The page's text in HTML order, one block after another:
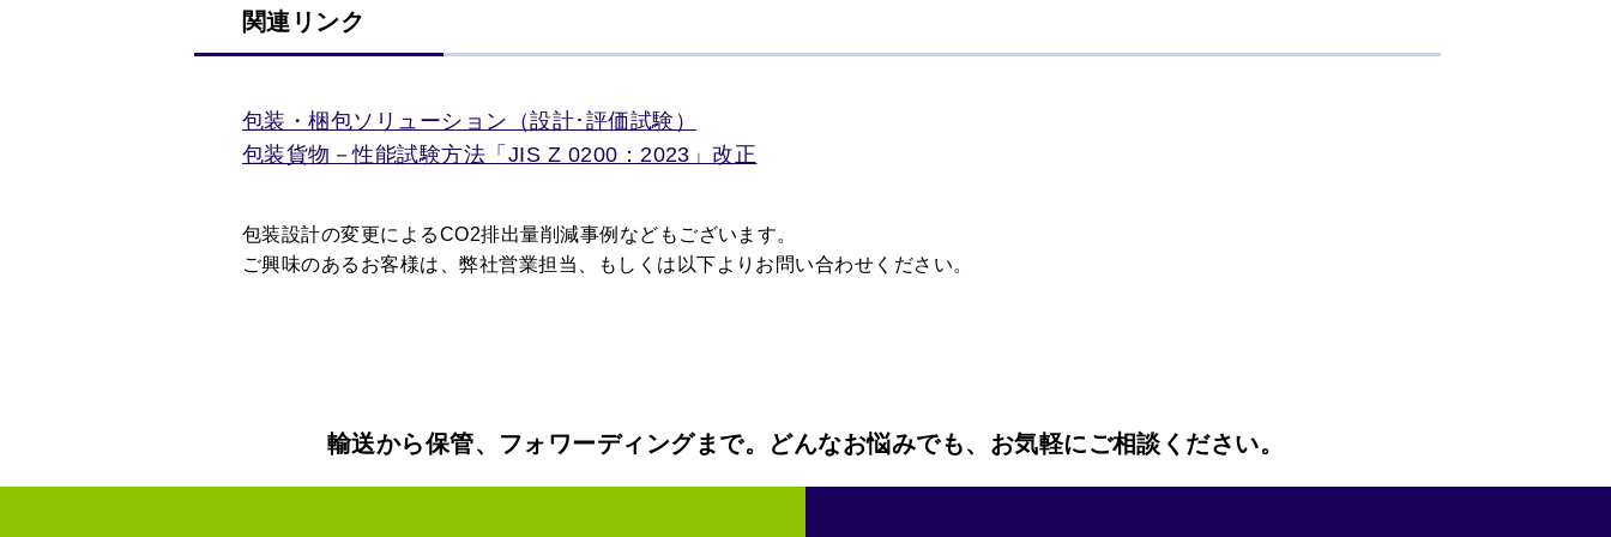
関連リンク
包装・梱包ソリューション（設計･評価試験）
包装貨物－性能試験方法「JIS Z 0200：2023」改正
包装設計の変更によるCO2排出量削減事例などもございます。
ご興味のあるお客様は、弊社営業担当、もしくは以下よりお問い合わせください。
輸送から保管、フォワーディングまで。どんなお悩みでも、お気軽にご相談ください。